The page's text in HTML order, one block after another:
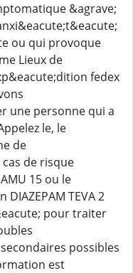
&agrave;
ou qui provoque
Lieux de
fedex
une personne qui a
le, le
de
de risque
15 ou le
TEVA 2
pour traiter
possibles
est